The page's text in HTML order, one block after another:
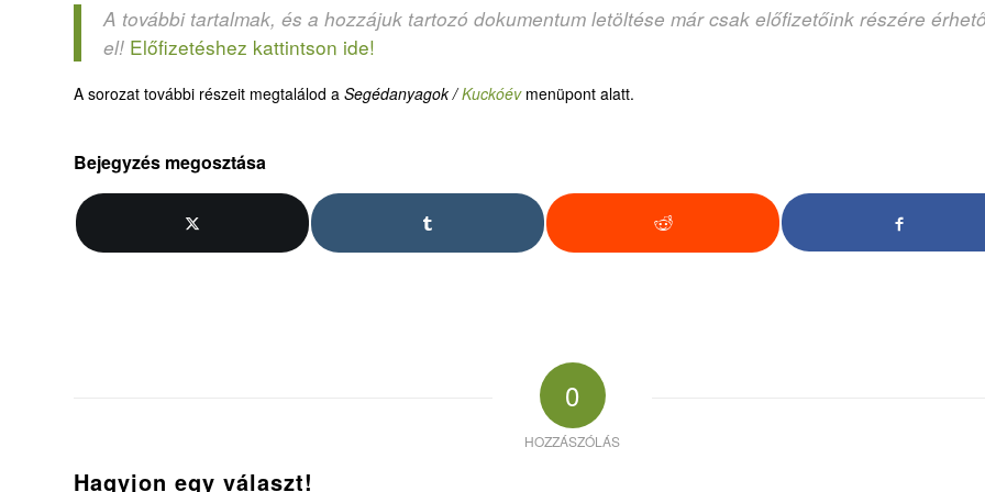
A további tartalmak, és a hozzájuk tartozó dokumentum letöltése már csak előfizetőink részére
el! Előfizetéshez kattintson ide!
A sorozat további részeit megtalálod a Segédanyagok /Kuckóév menüpont alatt.
Bejegyzés megosztása
0
HOZZÁSZÓLÁS
Hagyjon egy választ!